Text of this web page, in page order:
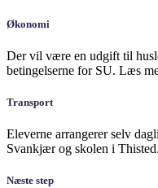
Økonomi
Der vil være en udgift til
betingelserne for SU. Læs
Transport
Eleverne arrangerer selv
Svankjær og skolen i Thisted.
Næste step